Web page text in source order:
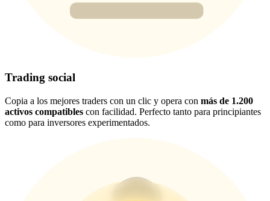
Gana premios y recompensas exclusivas
Trading social
Copia a los mejores traders con un clic y opera con más de 1.200
activos compatibles con facilidad. Perfecto tanto para principiantes
como para inversores experimentados.